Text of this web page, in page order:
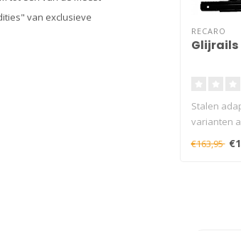
van exclusieve
RECARO
Glijrails
Stalen
varianten
€163,95